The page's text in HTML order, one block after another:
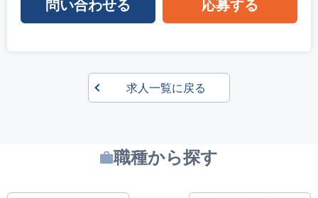
問い合わせる 応募する
求人一覧に戻る
職種から探す